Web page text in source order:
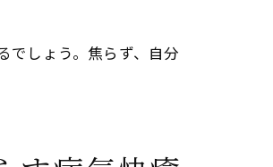
でしょう。焦らず、自分